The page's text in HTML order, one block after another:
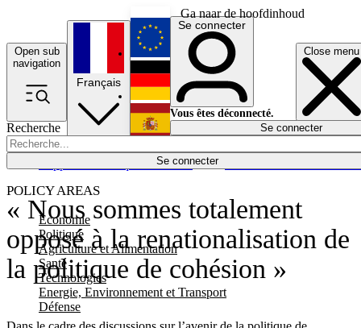
Ga naar de hoofdinhoud
Open sub
navigation
Close menu
Recherche
Se connecter
POLICY AREAS
Economie
Politique
Agriculture et Alimentation
Santé
Technologies
Energie, Environnement et Transport
Défense
Économie
Français
English
Deutsch
Español
Se connecter
Vous êtes déconnecté.
Se connecter
« Nous sommes totalement
opposé à la renationalisation de
la politique de cohésion »